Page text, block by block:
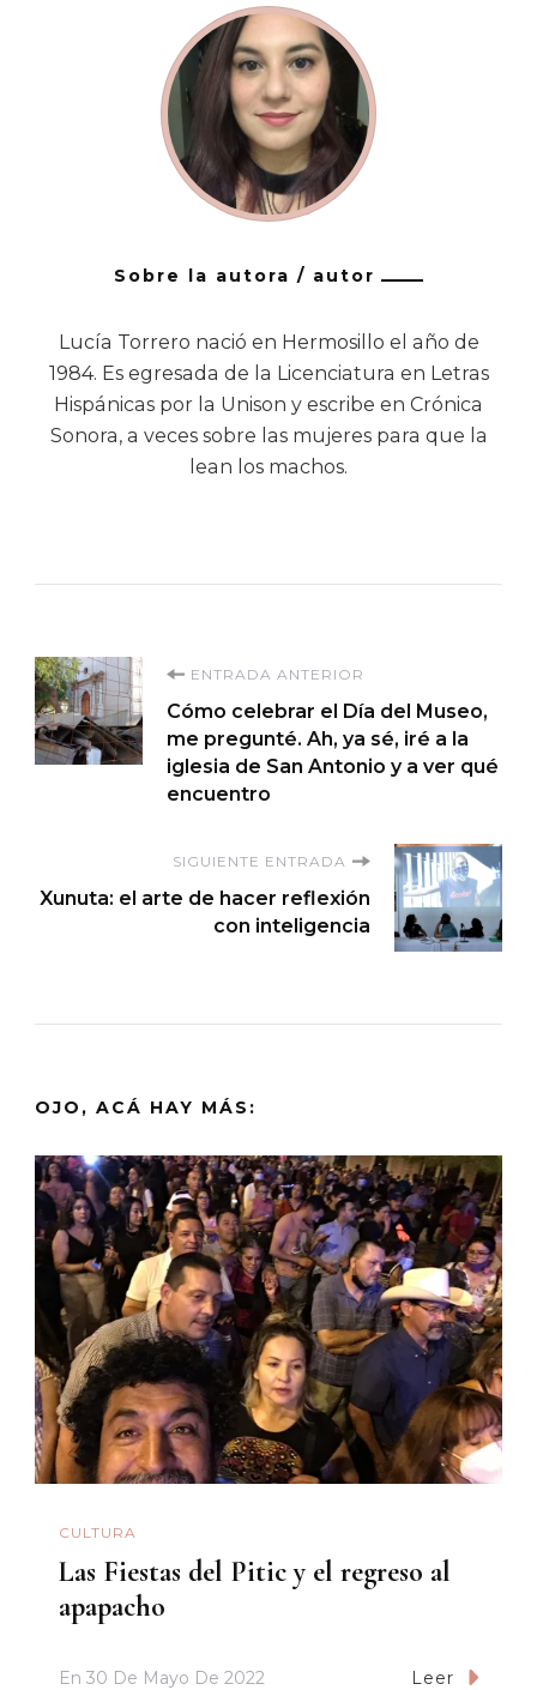
Sobre la autora / autor
Lucía Torrero nació en Hermosillo el año de
1984. Es egresada de la Licenciatura en Letras
Hispánicas por la Unison y escribe en Crónica
Sonora, a veces sobre las mujeres para que la
lean los machos.
Navegación
de
entradas
ENTRADA ANTERIOR
Cómo celebrar el Día del Museo,
me pregunté. Ah, ya sé, iré a la
iglesia de San Antonio y a ver qué
encuentro
SIGUIENTE ENTRADA
Xunuta: el arte de hacer reflexión
con inteligencia
OJO, ACÁ HAY MÁS:
CULTURA
Las Fiestas del Pitic y el regreso al
apapacho
En 30 De Mayo De 2022 Leer